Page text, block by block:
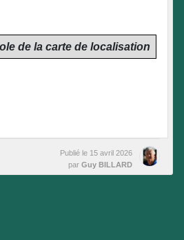
de la carte de localisation
Publié le 15 avril 2026
par Guy BILLARD